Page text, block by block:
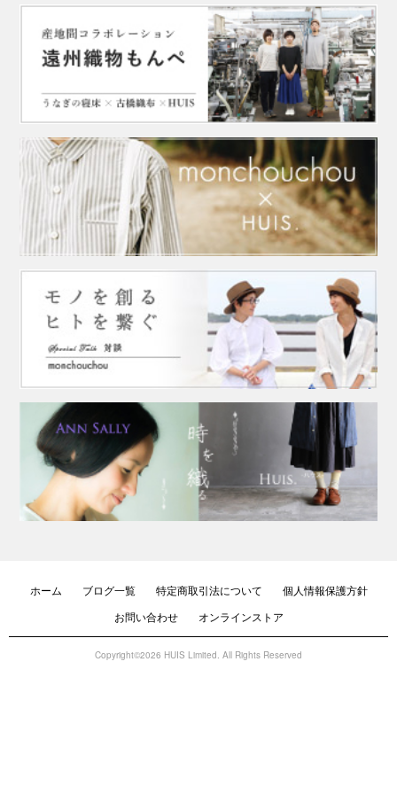
ホーム ブログ一覧 特定商取引法について
個人情報保護方針
お問い合わせ
オンラインストア
Copyright©2026 HUIS Limited. All Rights Reserved